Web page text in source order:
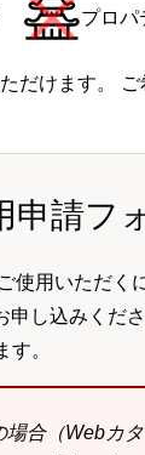
プロパ
だけます。
申請フ
使用いただく
申し込みくだ
。
場合（Webカ